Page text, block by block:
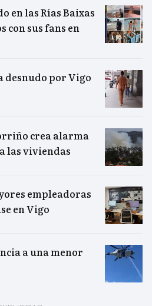
en las Rías Baixas
con sus fans en
desnudo por Vigo
crea alarma
las viviendas
empleadoras
en Vigo
a una menor